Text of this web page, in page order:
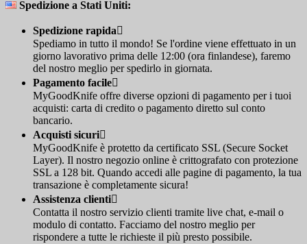
Spedizione a Stati Uniti:
Spedizione rapida
Spediamo in tutto il mondo! Se l'ordine viene effettuato in un
giorno lavorativo prima delle 12:00 (ora finlandese), faremo
del nostro meglio per spedirlo in giornata.
Pagamento facile
MyGoodKnife offre diverse opzioni di pagamento per i tuoi
acquisti: carta di credito o pagamento diretto sul conto
bancario.
Acquisti sicuri
MyGoodKnife è protetto da certificato SSL (Secure Socket
Layer). Il nostro negozio online è crittografato con protezione
SSL a 128 bit. Quando accedi alle pagine di pagamento, la tua
transazione è completamente sicura!
Assistenza clienti
Contatta il nostro servizio clienti tramite live chat, e-mail o
modulo di contatto. Facciamo del nostro meglio per
rispondere a tutte le richieste il più presto possibile.